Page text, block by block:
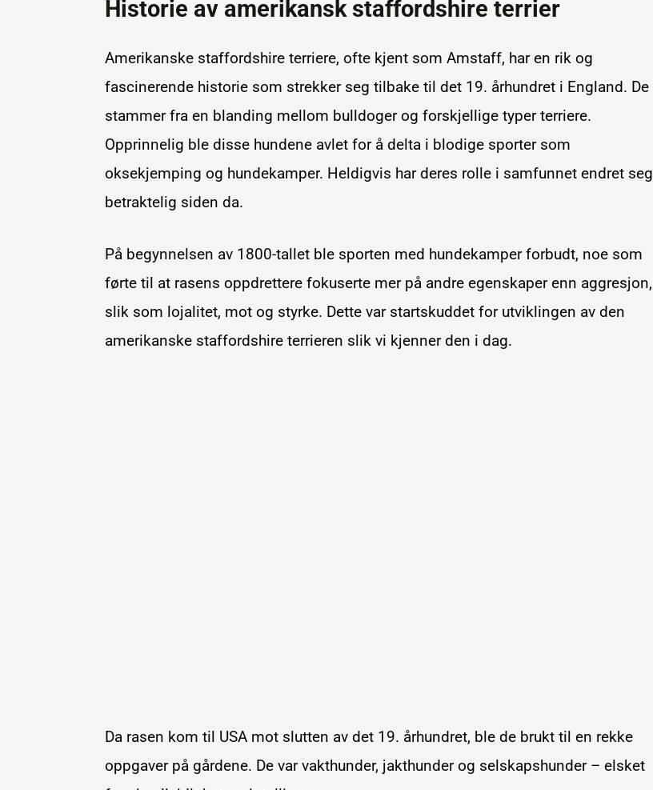
Historie av amerikansk staffordshire terrier
Amerikanske staffordshire terriere, ofte kjent som Amstaff, har en rik og
fascinerende historie som strekker seg tilbake til det 19. århundret i England. De
stammer fra en blanding mellom bulldoger og forskjellige typer terriere.
Opprinnelig ble disse hundene avlet for å delta i blodige sporter som
oksekjemping og hundekamper. Heldigvis har deres rolle i samfunnet endret seg
betraktelig siden da.
På begynnelsen av 1800-tallet ble sporten med hundekamper forbudt, noe som
førte til at rasens oppdrettere fokuserte mer på andre egenskaper enn aggresjon,
slik som lojalitet, mot og styrke. Dette var startskuddet for utviklingen av den
amerikanske staffordshire terrieren slik vi kjenner den i dag.
Da rasen kom til USA mot slutten av det 19. århundret, ble de brukt til en rekke
oppgaver på gårdene. De var vakthunder, jakthunder og selskapshunder – elsket